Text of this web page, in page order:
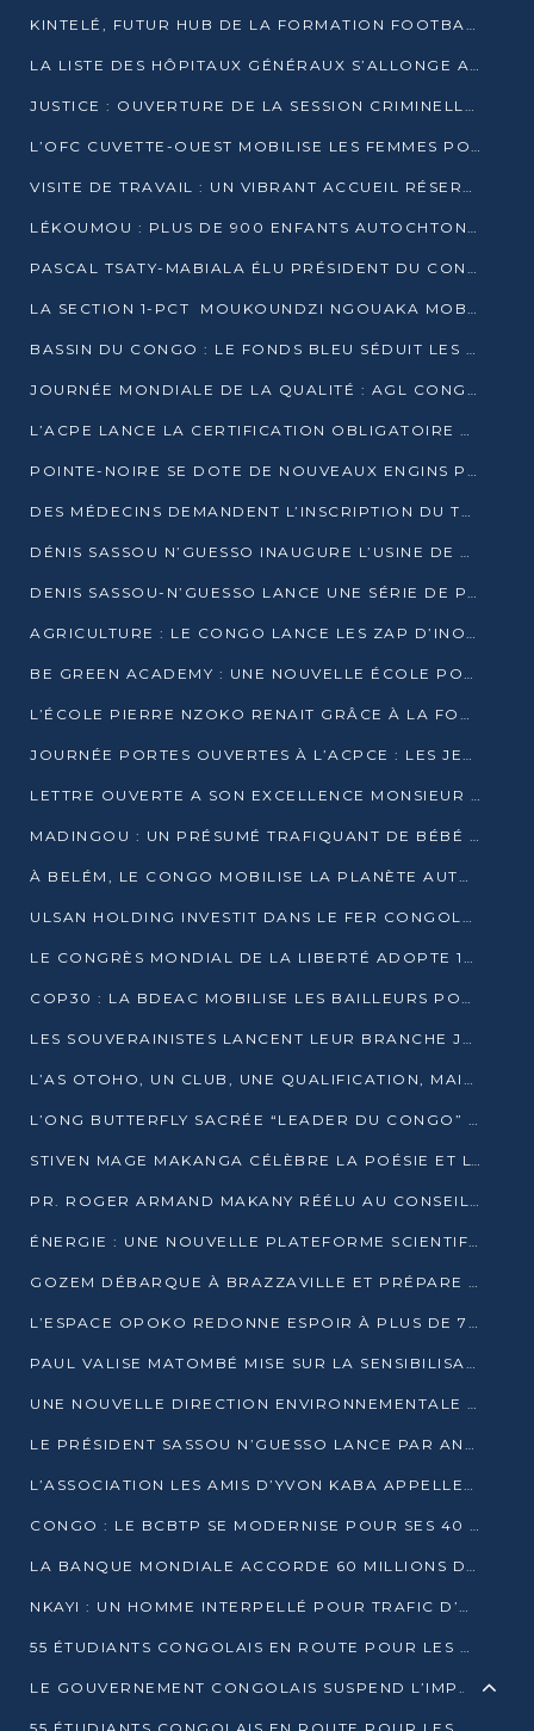
KINTELÉ, FUTUR HUB DE LA FORMATION FOOTBALLISTIQUE AFRICAINE ?
LA LISTE DES HÔPITAUX GÉNÉRAUX S’ALLONGE AU CONGO
JUSTICE : OUVERTURE DE LA SESSION CRIMINELLE À BRAZZAVILLE AVEC 52 DOSSIERS AU RÔLE
L’OFC CUVETTE-OUEST MOBILISE LES FEMMES POUR ACCUEILLIR LE PRÉSIDENT DE LA RÉPUBLIQUE
VISITE DE TRAVAIL : UN VIBRANT ACCUEIL RÉSERVÉ À DENIS SASSOU-N’GUESSO PAR L’ASSOCIATION « LES AMIS DE WOMO »
LÉKOUMOU : PLUS DE 900 ENFANTS AUTOCHTONES REÇOIVENT DES KITS SCOLAIRES GRÂCE À L’ESPACE OPOKO
PASCAL TSATY-MABIALA ÉLU PRÉSIDENT DU CONSEIL NATIONAL DE L’UPADS
LA SECTION 1-PCT MOUKOUNDZI NGOUAKA MOBILISE 100 000 FCFA POUR LE 6ᵉ CONGRÈS DU PARTI
BASSIN DU CONGO : LE FONDS BLEU SÉDUIT LES BAILLEURS À BELÉM
JOURNÉE MONDIALE DE LA QUALITÉ : AGL CONGO FORME ET SENSIBILISE LES JEUNES TALENTS
L’ACPE LANCE LA CERTIFICATION OBLIGATOIRE DES CONTRATS DE TRAVAIL DES TRANSPORTEURS
POINTE-NOIRE SE DOTE DE NOUVEAUX ENGINS POUR L’ASSAINISSEMENT ET L’ENTRETIEN ROUTIER
DES MÉDECINS DEMANDENT L’INSCRIPTION DU TRAITEMENT DU PIED-BOT DANS LES CURSUS UNIVERSITAIRES
DÉNIS SASSOU N’GUESSO INAUGURE L’USINE DE VALORISATION DU GAZ ASSOCIÉ
DENIS SASSOU-N’GUESSO LANCE UNE SÉRIE DE PROJETS DANS LE KOUILOU
AGRICULTURE : LE CONGO LANCE LES ZAP D’INONI ET YONO
BE GREEN ACADEMY : UNE NOUVELLE ÉCOLE POUR LES MÉTIERS DE L’ÉCOLOGIE À POINTE-NOIRE
L’ÉCOLE PIERRE NZOKO RENAIT GRÂCE À LA FONDATION MUCODEC
JOURNÉE PORTES OUVERTES À L’ACPCE : LES JEUNES EN IMMERSION DANS L’ENTREPRISE
LETTRE OUVERTE A SON EXCELLENCE MONSIEUR DENIS SASSOU NGUESSO, PRESIDENT DE LAREPUBLIQUE DU CONGO
MADINGOU : UN PRÉSUMÉ TRAFIQUANT DE BÉBÉ CHIMPANZÉ FIXÉ SUR SON SORT LE 20 NOVEMBRE
À BELÉM, LE CONGO MOBILISE LA PLANÈTE AUTOUR DU FONDS BLEU POUR LE BASSIN DU CONGO
ULSAN HOLDING INVESTIT DANS LE FER CONGOLAIS
LE CONGRÈS MONDIAL DE LA LIBERTÉ ADOPTE 14 RÉSOLUTIONS HISTORIQUES
COP30 : LA BDEAC MOBILISE LES BAILLEURS POUR LE FONDS BLEU DU BASSIN DU CONGO
LES SOUVERAINISTES LANCENT LEUR BRANCHE JEUNE À BRAZZAVILLE
L’AS OTOHO, UN CLUB, UNE QUALIFICATION, MAIS ENCORE DES DOUTES
L’ONG BUTTERFLY SACRÉE “LEADER DU CONGO” AU PRIX D’EXCELLENCE 2025
STIVEN MAGE MAKANGA CÉLÈBRE LA POÉSIE ET L’HUMAIN AVEC SON RECUEIL “HECTARE”
PR. ROGER ARMAND MAKANY RÉÉLU AU CONSEIL DE L’AUF
ÉNERGIE : UNE NOUVELLE PLATEFORME SCIENTIFIQUE POUR LA TRANSITION ÉNERGÉTIQUE EN AFRIQUE CENTRALE
GOZEM DÉBARQUE À BRAZZAVILLE ET PRÉPARE SON ARRIVÉE À POINTE-NOIRE
L’ESPACE OPOKO REDONNE ESPOIR À PLUS DE 775 ÉLÈVES AUTOCHTONES DANS LE NORD DU CONGO
PAUL VALISE MATOMBÉ MISE SUR LA SENSIBILISATION POUR ÉRAQUER LE GRAND BANDITISME
UNE NOUVELLE DIRECTION ENVIRONNEMENTALE POUR RENFORCER LA GESTION DES DONNÉES AU CONGO
LE PRÉSIDENT SASSOU N’GUESSO LANCE PAR ANTICIPATION LA 39ÈME JOURNÉE NATIONALE DE L’ARBRE
L’ASSOCIATION LES AMIS D’YVON KABA APPELLENT DENIS SASSOU N’GUESSO À SE PORTER CANDIDAT
CONGO : LE BCBTP SE MODERNISE POUR SES 40 ANS D’EXISTENCE
LA BANQUE MONDIALE ACCORDE 60 MILLIONS DE DOLLARS POUR LA RÉSILIENCE URBAINE AU CONGO
NKAYI : UN HOMME INTERPELLÉ POUR TRAFIC D’UN BÉBÉ CHIMPANZÉ
55 ÉTUDIANTS CONGOLAIS EN ROUTE POUR LES UNIVERSITÉS ALGÉRIENNES
LE GOUVERNEMENT CONGOLAIS SUSPEND L’IMPORTATION DES MACHETTES ET DES MOTOS